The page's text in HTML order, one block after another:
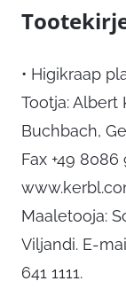
• Higikraap
Tootja: Albert
Buchbach,
Fax +49 8086
Maaletooja:
Viljandi. E-
641 1111.